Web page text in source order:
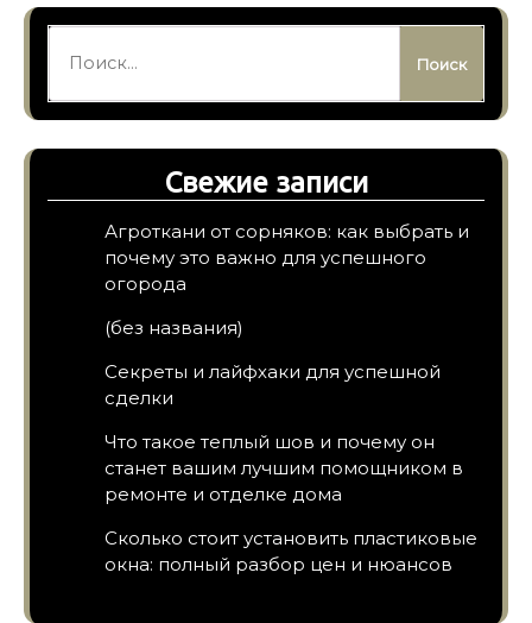
Свежие записи
Агроткани от сорняков: как выбрать и
почему это важно для успешного
огорода
(без названия)
Секреты и лайфхаки для успешной
сделки
Что такое теплый шов и почему он
станет вашим лучшим помощником в
ремонте и отделке дома
Сколько стоит установить пластиковые
окна: полный разбор цен и нюансов